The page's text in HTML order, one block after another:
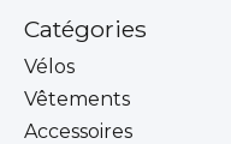
Catégories
Vélos
Vêtements
Accessoires